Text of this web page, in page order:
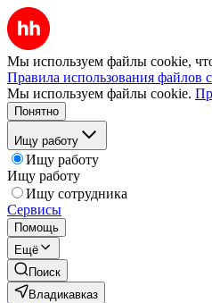
Мы используем файлы cookie,
Правила использования файлов
Мы используем файлы cookie.
Понятно
Ищу работу
Ищу работу
Ищу работу
Ищу сотрудника
Сервисы
Помощь
Ещё
Поиск
Владикавказ